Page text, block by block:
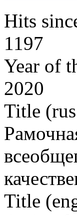
Hits
1197
Year of
2020
Title
Title